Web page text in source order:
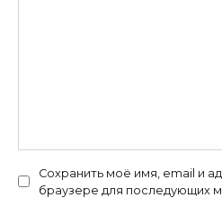
Сохранить моё имя, email и
браузере для последующих